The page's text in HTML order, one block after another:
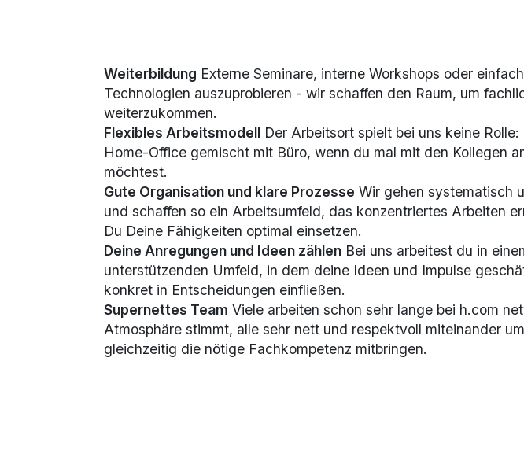
Weiterbildung Externe Seminare, interne Workshops oder
Technologien auszuprobieren - wir schaffen den Raum, um
weiterzukommen.
Flexibles Arbeitsmodell Der Arbeitsort spielt bei uns keine
Home-Office gemischt mit Büro, wenn du mal mit den Kollegen
möchtest.
Gute Organisation und klare Prozesse Wir gehen systematisch
und schaffen so ein Arbeitsumfeld, das konzentriertes Arbeiten
Du Deine Fähigkeiten optimal einsetzen.
Deine Anregungen und Ideen zählen Bei uns arbeitest du in
unterstützenden Umfeld, in dem deine Ideen und Impulse
konkret in Entscheidungen einfließen.
Supernettes Team Viele arbeiten schon sehr lange bei h.com
Atmosphäre stimmt, alle sehr nett und respektvoll miteinander
gleichzeitig die nötige Fachkompetenz mitbringen.